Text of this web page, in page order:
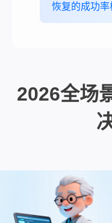
恢复的成功率
2026全场